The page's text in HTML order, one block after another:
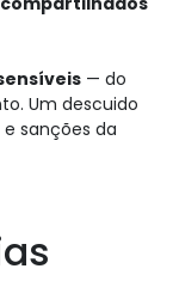
— do
Um descuido
sanções da